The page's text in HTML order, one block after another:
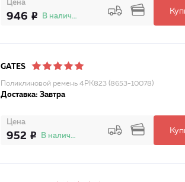
Цена
946 В наличии
GATES
Поликлиновой ремень 4PK823 (8653-10078)
Доставка: Завтра
Цена
952 В наличии